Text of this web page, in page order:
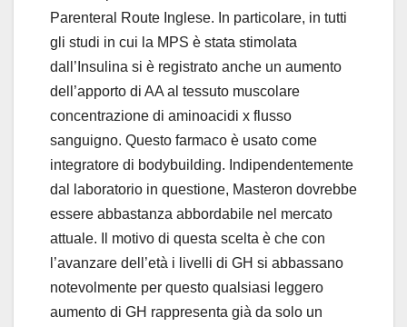
Parenteral Route Inglese. In particolare, in tutti
gli studi in cui la MPS è stata stimolata
dall’Insulina si è registrato anche un aumento
dell’apporto di AA al tessuto muscolare
concentrazione di aminoacidi x flusso
sanguigno. Questo farmaco è usato come
integratore di bodybuilding. Indipendentemente
dal laboratorio in questione, Masteron dovrebbe
essere abbastanza abbordabile nel mercato
attuale. Il motivo di questa scelta è che con
l’avanzare dell’età i livelli di GH si abbassano
notevolmente per questo qualsiasi leggero
aumento di GH rappresenta già da solo un